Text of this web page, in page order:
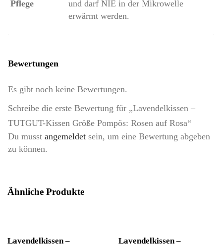
Pflege
und darf NIE in der Mikrowelle
erwärmt werden.
Bewertungen
Es gibt noch keine Bewertungen.
Schreibe die erste Bewertung für „Lavendelkissen –
TUTGUT-Kissen Größe Pompös: Rosen auf Rosa“
Du musst angemeldet sein, um eine Bewertung abgeben
zu können.
Ähnliche Produkte
Lavendelkissen –
Lavendelkissen –